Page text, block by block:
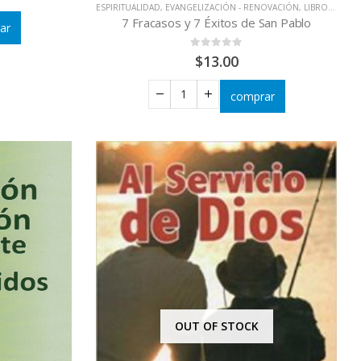
ESPIRITUALIDAD, EVANGELIZACIÓN - RENOVACIÓN, LIBROS QUE CAMBIAN VIDAS
7 Fracasos y 7 Éxitos de San Pablo
out of 5
$13.00
comprar
OUT OF STOCK